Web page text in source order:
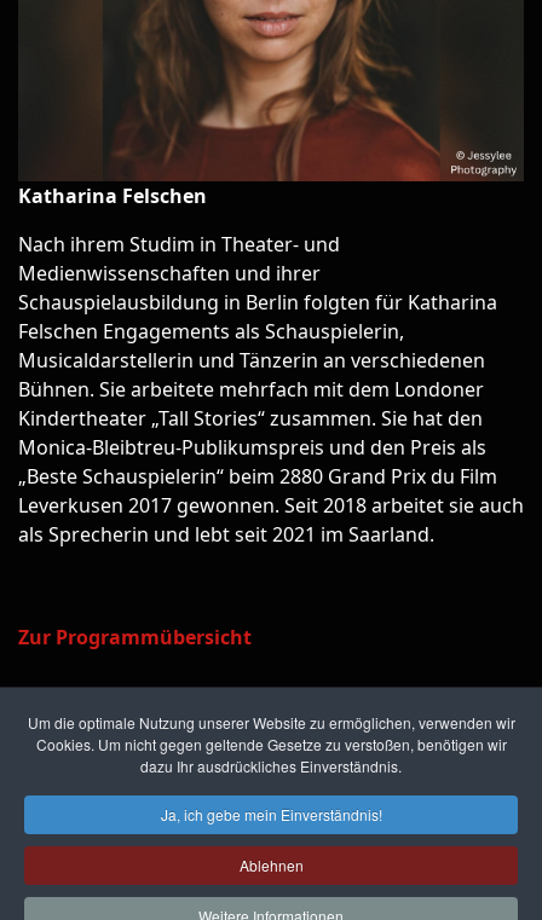
Um die optimale Nutzung unserer Website zu ermöglichen, verwenden wir
Cookies. Um nicht gegen geltende Gesetze zu verstoßen, benötigen wir
dazu Ihr ausdrückliches Einverständnis.
Ja, ich gebe mein Einverständnis!
Ablehnen
Weitere Informationen
Katharina Felschen
Nach ihrem Studim in Theater- und
Medienwissenschaften und ihrer
Schauspielausbildung in Berlin folgten für Katharina
Felschen Engagements als Schauspielerin,
Musicaldarstellerin und Tänzerin an verschiedenen
Bühnen. Sie arbeitete mehrfach mit dem Londoner
Kindertheater „Tall Stories“ zusammen. Sie hat den
Monica-Bleibtreu-Publikumspreis und den Preis als
„Beste Schauspielerin“ beim 2880 Grand Prix du Film
Leverkusen 2017 gewonnen. Seit 2018 arbeitet sie auch
als Sprecherin und lebt seit 2021 im Saarland.
Zur Programmübersicht
Kriminal Tango • Krimifestival
Neunkirchen
Kontakt Datenschutz
Impressum
© 2026 Designed By mec Wirtschaftsdynamik